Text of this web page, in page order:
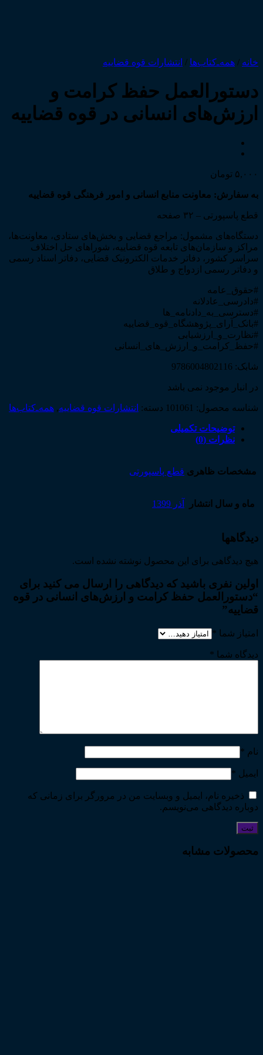
خانه / همه‌ـ‌کتاب‌ها / انتشارات قوه قضاییه
دستورالعمل حفظ کرامت و
ارزش‌های انسانی در قوه قضاییه
۵,۰۰۰ تومان
به سفارش: معاونت منابع انسانی و امور فرهنگی قوه قضاییه
قطع پاسپورتی – ۳۲ صفحه
دستگاه‌های مشمول: مراجع قضایی و بخش‌های ستادی، معاونت‌ها،
مراکز و سازمان‌های تابعه قوه قضاییه، شوراهای حل اختلاف
سراسر کشور، دفاتر خدمات الکترونیک قضایی، دفاتر اسناد رسمی
و دفاتر رسمی ازدواج و طلاق
#حقوق_عامه
#دادرسی_عادلانه
#دسترسی_به_دادنامه_ها
#بانک_آرای_پژوهشگاه_قوه_قضاییه
#نظارت_و_ارزشیابی
#حفظ_کرامت_و_ارزش_های_انسانی
شابک: 9786004802116
در انبار موجود نمی باشد
شناسه محصول: 101061 دسته: انتشارات قوه قضاییه, همه‌ـ‌کتاب‌ها
توضیحات تکمیلی
نظرات (0)
مشخصات ظاهری قطع پاسپورتی
ماه و سال انتشار آذر 1399
دیدگاهها
هیچ دیدگاهی برای این محصول نوشته نشده است.
اولین نفری باشید که دیدگاهی را ارسال می کنید برای
“دستورالعمل حفظ کرامت و ارزش‌های انسانی در قوه
قضاییه”
امتیاز شما *
دیدگاه شما *
نام *
ایمیل *
ذخیره نام، ایمیل و وبسایت من در مرورگر برای زمانی که
دوباره دیدگاهی می‌نویسم.
محصولات مشابه